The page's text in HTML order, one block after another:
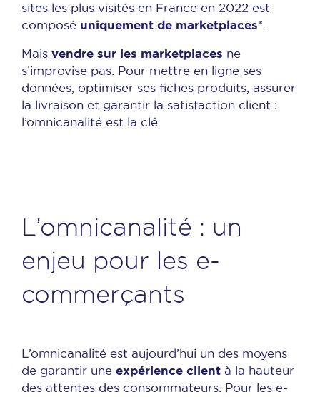
sites les plus visités en France en 2022 est
composé uniquement de marketplaces*.
Mais vendre sur les marketplaces ne
s’improvise pas. Pour mettre en ligne ses
données, optimiser ses fiches produits, assurer
la livraison et garantir la satisfaction client :
l’omnicanalité est la clé.
L’omnicanalité : un
enjeu pour les e-
commerçants
L’omnicanalité est aujourd’hui un des moyens
de garantir une expérience client à la hauteur
des attentes des consommateurs. Pour les e-